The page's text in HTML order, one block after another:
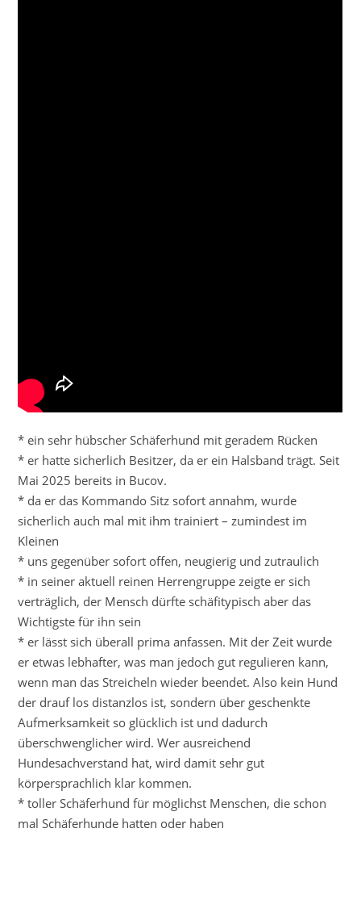
* ein sehr hübscher Schäferhund mit geradem Rücken
* er hatte sicherlich Besitzer, da er ein Halsband trägt. Seit
Mai 2025 bereits in Bucov.
* da er das Kommando Sitz sofort annahm, wurde
sicherlich auch mal mit ihm trainiert – zumindest im
Kleinen
* uns gegenüber sofort offen, neugierig und zutraulich
* in seiner aktuell reinen Herrengruppe zeigte er sich
verträglich, der Mensch dürfte schäfitypisch aber das
Wichtigste für ihn sein
* er lässt sich überall prima anfassen. Mit der Zeit wurde
er etwas lebhafter, was man jedoch gut regulieren kann,
wenn man das Streicheln wieder beendet. Also kein Hund
der drauf los distanzlos ist, sondern über geschenkte
Aufmerksamkeit so glücklich ist und dadurch
überschwenglicher wird. Wer ausreichend
Hundesachverstand hat, wird damit sehr gut
körpersprachlich klar kommen.
* toller Schäferhund für möglichst Menschen, die schon
mal Schäferhunde hatten oder haben